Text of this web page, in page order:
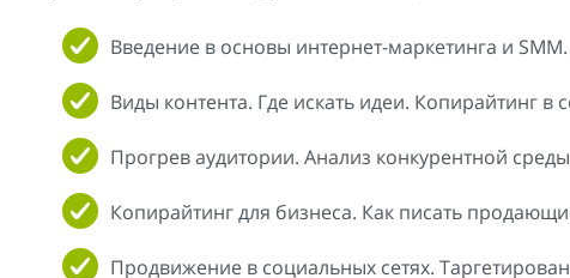
Введение в основы интернет-маркетинга и SMM.
Виды контента. Где искать идеи. Копирайтинг в
Прогрев аудитории. Анализ конкурентной
Копирайтинг для бизнеса. Как писать
Продвижение в социальных сетях.